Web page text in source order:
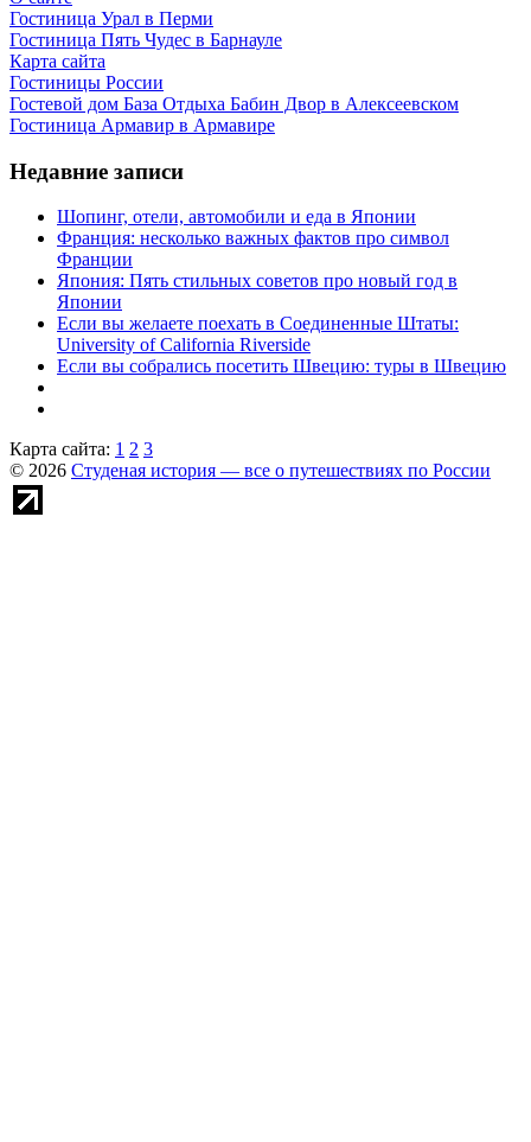
Гостиница Урал в Перми
Гостиница Пять Чудес в Барнауле
Карта сайта
Гостиницы России
Гостевой дом База Отдыха Бабин Двор в Алексеевском
Гостиница Армавир в Армавире
Недавние записи
Шопинг, отели, автомобили и еда в Японии
Франция: несколько важных фактов про символ
Франции
Япония: Пять стильных советов про новый год в
Японии
Если вы желаете поехать в Соединенные Штаты:
University of California Riverside
Если вы собрались посетить Швецию: туры в Швецию
Карта сайта: 1 2 3
© 2026 Студеная история — все о путешествиях по России